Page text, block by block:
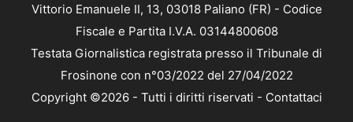
Vittorio Emanuele II, 13, 03018 Paliano (FR) - Codice
Fiscale e Partita I.V.A. 03144800608
Testata Giornalistica registrata presso il Tribunale di
Frosinone con n°03/2022 del 27/04/2022
Copyright ©2026 - Tutti i diritti riservati - Contattaci